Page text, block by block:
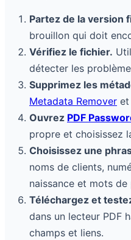
Partez de la version
brouillon qui doit
Vérifiez le fichier.
détecter les
Supprimez les
Metadata Remover et
Ouvrez PDF
propre et choisissez
Choisissez une
noms de clients,
naissance et mots de
Téléchargez et
dans un lecteur PDF
champs et liens.